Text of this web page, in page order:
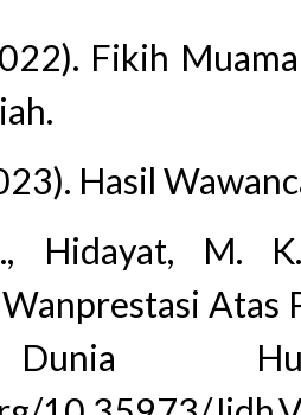
Fikih
Hasil
Hidayat, M.
Atas